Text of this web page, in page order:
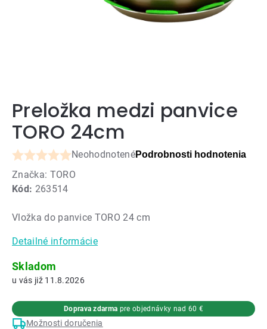
Preložka medzi panvice
TORO 24cm
Kód: 263514
Priemerné
hodnotenie
produktu
0,0
5
hviezdičiek.
NeohodnotenéPodrobnosti hodnotenia
Značka: TORO
Vložka do panvice TORO 24 cm
Detailné informácie
Skladom
11.8.2026
Možnosti doručenia
Doprava zdarma pre objednávky nad 60 €